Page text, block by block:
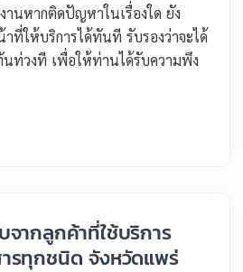
านหากติดปัญหาในเรื่องใด ยัง
ที่ให้บริการได้ทันที รับรองว่าจะได้
ท่วงที เพื่อให้ท่านได้รับความพึง
จากลูกค้าที่ใช้บริการ
รทุกชนิด จังหวัดแพร่